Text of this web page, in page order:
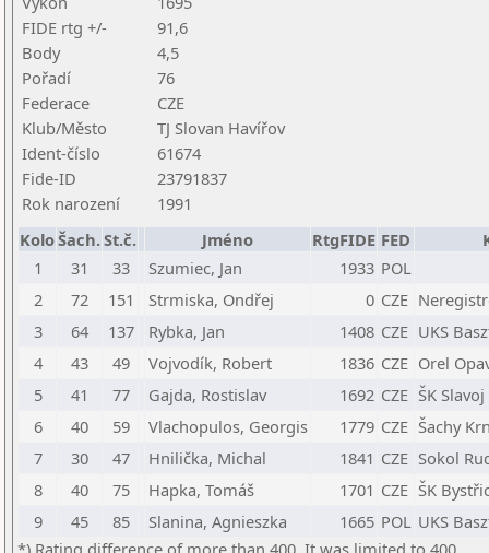
FIDE rtg +/-
91,6
Body
4,5
Pořadí
76
Federace
CZE
Klub/Město
TJ Slovan Havířov
Ident-číslo
61674
Fide-ID
23791837
Rok narození
1991
KoloŠach.St.č. Jméno RtgFIDE FED
1
31 33 Szumiec, Jan 1933 POL
2
72 151 Strmiska, Ondřej 0 CZE
3
64 137 Rybka, Jan 1408 CZE UKS
4
43 49 Vojvodík, Robert 1836 CZE Orel
5
41 77 Gajda, Rostislav 1692 CZE ŠK
6
40 59 Vlachopulos, Georgis 1779 CZE Šachy
7
30 47 Hnilička, Michal 1841 CZE Sokol
8
40 75 Hapka, Tomáš 1701 CZE ŠK
9
45 85 Slanina, Agnieszka 1665 POL UKS
*) Rating difference of more than 400. It was limited to 400.